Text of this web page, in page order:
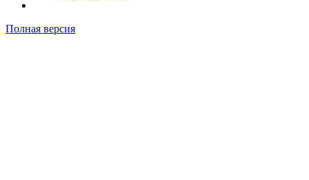
Полная версия